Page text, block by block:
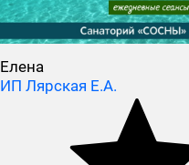
Елена
ИП Лярская Е.А.